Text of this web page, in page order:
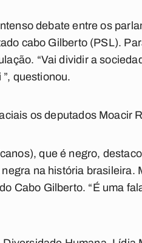
debate entre os
cabo Gilberto (PSL).
“Vai dividir a
questionou.
os deputados Moacir
que é negro,
na história
Cabo Gilberto. “É uma